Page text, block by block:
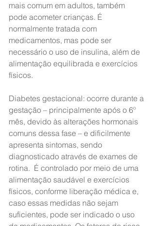
mais comum em adultos, também
pode acometer crianças. É
normalmente tratada com
medicamentos, mas pode ser
necessário o uso de insulina, além de
alimentação equilibrada e exercícios
físicos.
Diabetes gestacional: ocorre durante a
gestação – principalmente após o 6º
mês, devido às alterações hormonais
comuns dessa fase – e dificilmente
apresenta sintomas, sendo
diagnosticado através de exames de
rotina.  É controlado por meio de uma
alimentação saudável e exercícios
físicos, conforme liberação médica e,
caso essas medidas não sejam
suficientes, pode ser indicado o uso